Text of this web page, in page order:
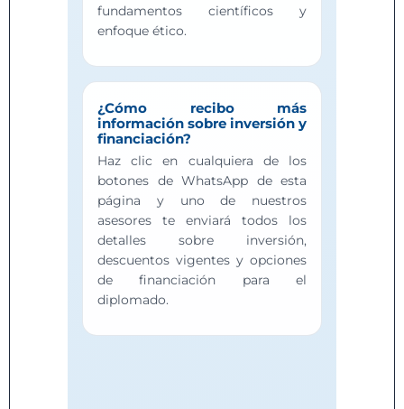
fundamentos científicos y
enfoque ético.
¿Cómo recibo más
información sobre inversión y
financiación?
Haz clic en cualquiera de los
botones de WhatsApp de esta
página y uno de nuestros
asesores te enviará todos los
detalles sobre inversión,
descuentos vigentes y opciones
de financiación para el
diplomado.